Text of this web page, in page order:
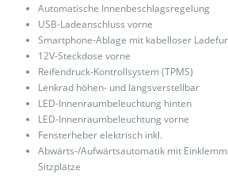
Automatische Innenbeschlagsregelung
USB-Ladeanschluss vorne
Smartphone-Ablage mit kabelloser
12V-Steckdose vorne
Reifendruck-Kontrollsystem (TPMS)
Lenkrad höhen- und längsverstellbar
LED-Innenraumbeleuchtung hinten
LED-Innenraumbeleuchtung vorne
Fensterheber elektrisch inkl.
Abwärts-/Aufwärtsautomatik mit
Sitzplätze